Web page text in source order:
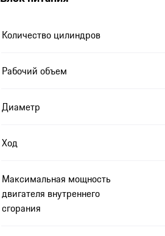
Количество цилиндров
Рабочий объем
Диаметр
Ход
Максимальная мощность
двигателя внутреннего
сгорания